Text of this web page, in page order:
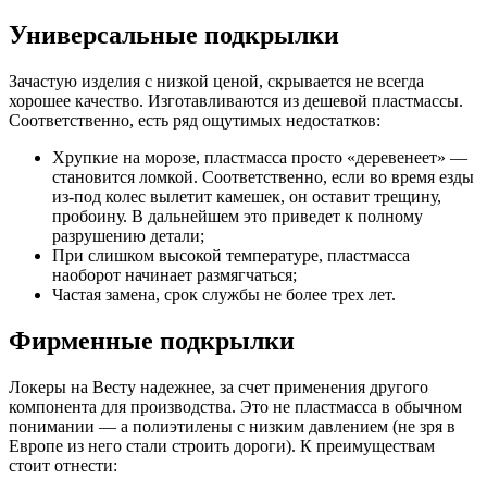
Универсальные подкрылки
Зачастую изделия с низкой ценой, скрывается не всегда
хорошее качество. Изготавливаются из дешевой пластмассы.
Соответственно, есть ряд ощутимых недостатков:
Хрупкие на морозе, пластмасса просто «деревенеет» —
становится ломкой. Соответственно, если во время езды
из-под колес вылетит камешек, он оставит трещину,
пробоину. В дальнейшем это приведет к полному
разрушению детали;
При слишком высокой температуре, пластмасса
наоборот начинает размягчаться;
Частая замена, срок службы не более трех лет.
Фирменные подкрылки
Локеры на Весту надежнее, за счет применения другого
компонента для производства. Это не пластмасса в обычном
понимании — а полиэтилены с низким давлением (не зря в
Европе из него стали строить дороги). К преимуществам
стоит отнести: